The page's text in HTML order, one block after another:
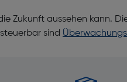
Zukunft aussehen kann.
sind